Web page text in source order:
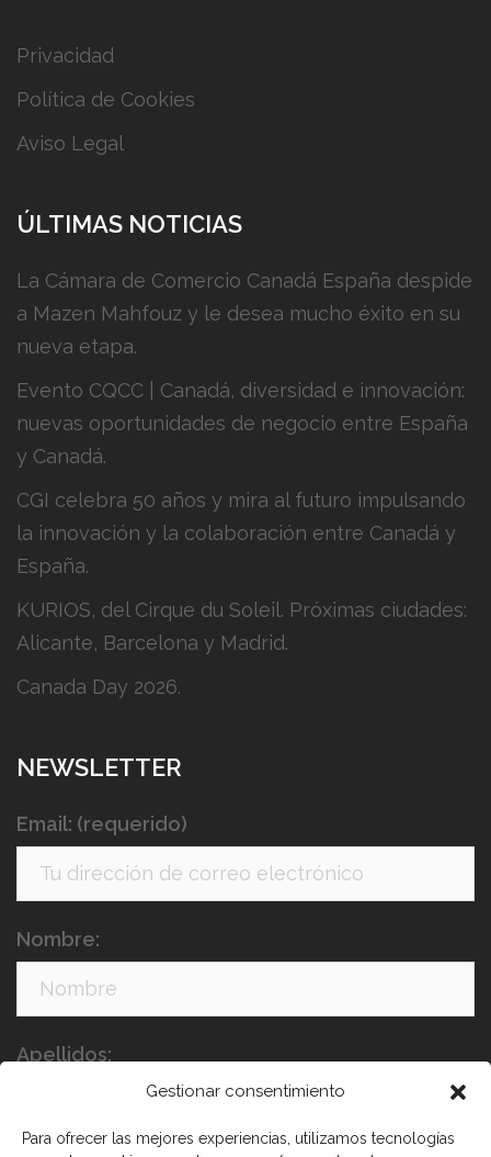
Gestionar consentimiento
Para ofrecer las mejores experiencias, utilizamos tecnologías
Privacidad
Política de Cookies
Aviso Legal
ÚLTIMAS NOTICIAS
La Cámara de Comercio Canadá España despide
a Mazen Mahfouz y le desea mucho éxito en su
nueva etapa.
Evento CQCC | Canadá, diversidad e innovación:
nuevas oportunidades de negocio entre España
y Canadá.
CGI celebra 50 años y mira al futuro impulsando
la innovación y la colaboración entre Canadá y
España.
KURIOS, del Cirque du Soleil. Próximas ciudades:
Alicante, Barcelona y Madrid.
Canada Day 2026.
NEWSLETTER
Email: (requerido)
Nombre:
Apellidos: